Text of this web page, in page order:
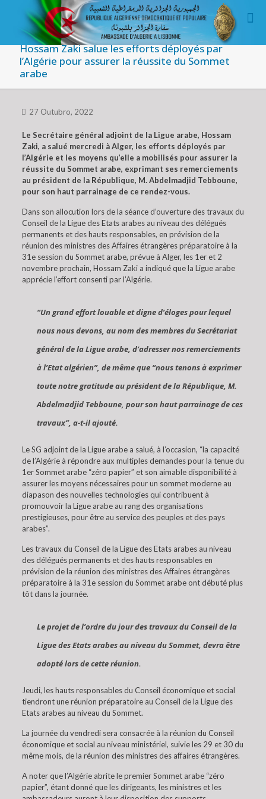
Hossam Zaki salue les efforts déployés par
l’Algérie pour assurer la réussite du Sommet
arabe
27 Outubro, 2022
Le Secrétaire général adjoint de la Ligue arabe, Hossam
Zaki, a salué mercredi à Alger, les efforts déployés par
l’Algérie et les moyens qu’elle a mobilisés pour assurer la
réussite du Sommet arabe, exprimant ses remerciements
au président de la République, M. Abdelmadjid Tebboune,
pour son haut parrainage de ce rendez-vous.
Dans son allocution lors de la séance d’ouverture des travaux du
Conseil de la Ligue des Etats arabes au niveau des délégués
permanents et des hauts responsables, en prévision de la
réunion des ministres des Affaires étrangères préparatoire à la
31e session du Sommet arabe, prévue à Alger, les 1er et 2
novembre prochain, Hossam Zaki a indiqué que la Ligue arabe
apprécie l’effort consenti par l’Algérie.
“Un grand effort louable et digne d’éloges pour lequel
nous nous devons, au nom des membres du Secrétariat
général de la Ligue arabe, d’adresser nos remerciements
à l’Etat algérien”, de même que “nous tenons à exprimer
toute notre gratitude au président de la République, M.
Abdelmadjid Tebboune, pour son haut parrainage de ces
travaux”, a-t-il ajouté.
Le SG adjoint de la Ligue arabe a salué, à l’occasion, “la capacité
de l’Algérie à répondre aux multiples demandes pour la tenue du
1er Sommet arabe “zéro papier” et son aimable disponibilité à
assurer les moyens nécessaires pour un sommet moderne au
diapason des nouvelles technologies qui contribuent à
promouvoir la Ligue arabe au rang des organisations
prestigieuses, pour être au service des peuples et des pays
arabes”.
Les travaux du Conseil de la Ligue des Etats arabes au niveau
des délégués permanents et des hauts responsables en
prévision de la réunion des ministres des Affaires étrangères
préparatoire à la 31e session du Sommet arabe ont débuté plus
tôt dans la journée.
Le projet de l’ordre du jour des travaux du Conseil de la
Ligue des Etats arabes au niveau du Sommet, devra être
adopté lors de cette réunion.
Jeudi, les hauts responsables du Conseil économique et social
tiendront une réunion préparatoire au Conseil de la Ligue des
Etats arabes au niveau du Sommet.
La journée du vendredi sera consacrée à la réunion du Conseil
économique et social au niveau ministériel, suivie les 29 et 30 du
même mois, de la réunion des ministres des affaires étrangères.
A noter que l’Algérie abrite le premier Sommet arabe “zéro
papier”, étant donné que les dirigeants, les ministres et les